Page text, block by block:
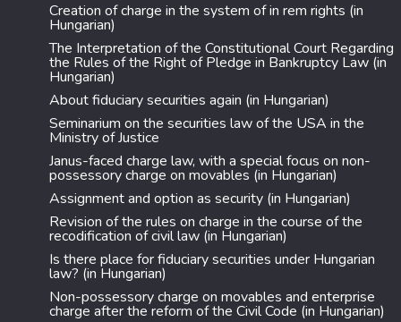
Creation of charge in the system of in rem rights (in
Hungarian)
The Interpretation of the Constitutional Court Regarding
the Rules of the Right of Pledge in Bankruptcy Law (in
Hungarian)
About fiduciary securities again (in Hungarian)
Seminarium on the securities law of the USA in the
Ministry of Justice
Janus-faced charge law, with a special focus on non-
possessory charge on movables (in Hungarian)
Assignment and option as security (in Hungarian)
Revision of the rules on charge in the course of the
recodification of civil law (in Hungarian)
Is there place for fiduciary securities under Hungarian
law? (in Hungarian)
Non-possessory charge on movables and enterprise
charge after the reform of the Civil Code (in Hungarian)